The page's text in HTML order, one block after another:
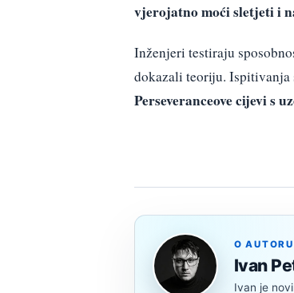
vjerojatno moći sletjeti i
Inženjeri testiraju
dokazali teoriju. Ispitivanja
Perseveranceove cijevi s
O AUTORU
Ivan
Ivan je